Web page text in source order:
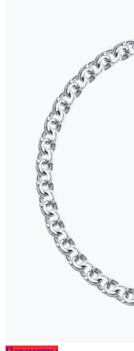
странице
товара.
455 ₽